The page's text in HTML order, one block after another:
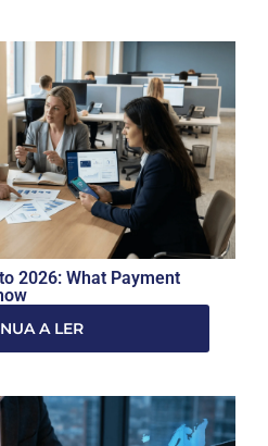
2026: What Payment
A LER